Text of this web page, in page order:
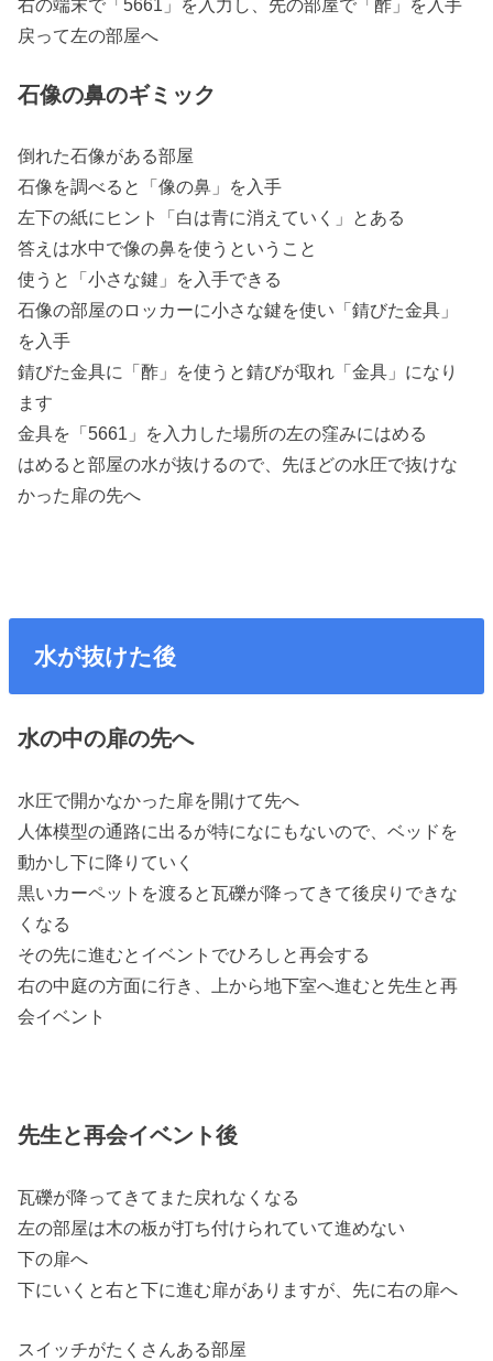
右の端末で「5661」を入力し、先の部屋で「酢」を入手
戻って左の部屋へ
石像の鼻のギミック
倒れた石像がある部屋
石像を調べると「像の鼻」を入手
左下の紙にヒント「白は青に消えていく」とある
答えは水中で像の鼻を使うということ
使うと「小さな鍵」を入手できる
石像の部屋のロッカーに小さな鍵を使い「錆びた金具」
を入手
錆びた金具に「酢」を使うと錆びが取れ「金具」になり
ます
金具を「5661」を入力した場所の左の窪みにはめる
はめると部屋の水が抜けるので、先ほどの水圧で抜けな
かった扉の先へ
水が抜けた後
水の中の扉の先へ
水圧で開かなかった扉を開けて先へ
人体模型の通路に出るが特になにもないので、ベッドを
動かし下に降りていく
黒いカーペットを渡ると瓦礫が降ってきて後戻りできな
くなる
その先に進むとイベントでひろしと再会する
右の中庭の方面に行き、上から地下室へ進むと先生と再
会イベント
先生と再会イベント後
瓦礫が降ってきてまた戻れなくなる
左の部屋は木の板が打ち付けられていて進めない
下の扉へ
下にいくと右と下に進む扉がありますが、先に右の扉へ
スイッチがたくさんある部屋